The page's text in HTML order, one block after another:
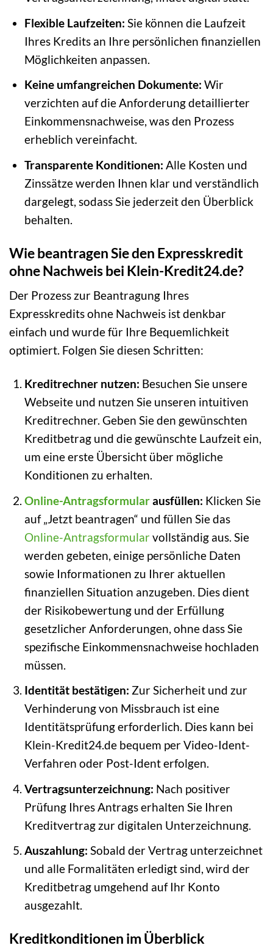
Flexible Laufzeiten: Sie können die Laufzeit
Ihres Kredits an Ihre persönlichen finanziellen
Möglichkeiten anpassen.
Keine umfangreichen Dokumente: Wir
verzichten auf die Anforderung detaillierter
Einkommensnachweise, was den Prozess
erheblich vereinfacht.
Transparente Konditionen: Alle Kosten und
Zinssätze werden Ihnen klar und verständlich
dargelegt, sodass Sie jederzeit den Überblick
behalten.
Wie beantragen Sie den Expresskredit
ohne Nachweis bei Klein-Kredit24.de?
Der Prozess zur Beantragung Ihres
Expresskredits ohne Nachweis ist denkbar
einfach und wurde für Ihre Bequemlichkeit
optimiert. Folgen Sie diesen Schritten:
Kreditrechner nutzen: Besuchen Sie unsere
Webseite und nutzen Sie unseren intuitiven
Kreditrechner. Geben Sie den gewünschten
Kreditbetrag und die gewünschte Laufzeit ein,
um eine erste Übersicht über mögliche
Konditionen zu erhalten.
Online-Antragsformularausfüllen: Klicken Sie
auf „Jetzt beantragen“ und füllen Sie das
Online-Antragsformularvollständig aus. Sie
werden gebeten, einige persönliche Daten
sowie Informationen zu Ihrer aktuellen
finanziellen Situation anzugeben. Dies dient
der Risikobewertung und der Erfüllung
gesetzlicher Anforderungen, ohne dass Sie
spezifische Einkommensnachweise hochladen
müssen.
Identität bestätigen: Zur Sicherheit und zur
Verhinderung von Missbrauch ist eine
Identitätsprüfung erforderlich. Dies kann bei
Klein-Kredit24.de bequem per Video-Ident-
Verfahren oder Post-Ident erfolgen.
Vertragsunterzeichnung: Nach positiver
Prüfung Ihres Antrags erhalten Sie Ihren
Kreditvertrag zur digitalen Unterzeichnung.
Auszahlung: Sobald der Vertrag unterzeichnet
und alle Formalitäten erledigt sind, wird der
Kreditbetrag umgehend auf Ihr Konto
ausgezahlt.
Kreditkonditionen im Überblick